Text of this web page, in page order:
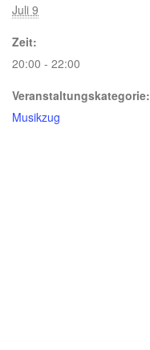
Juli 9
Zeit:
20:00 - 22:00
Veranstaltungskategorie:
Musikzug